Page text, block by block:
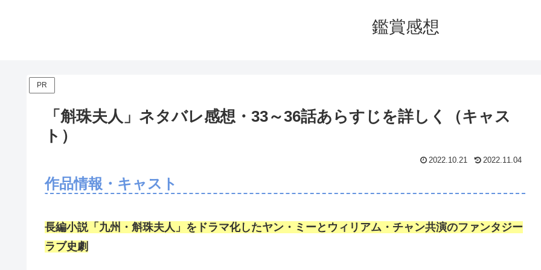
鑑賞感想
PR
「斛珠夫人」ネタバレ感想・33～36話あらすじを詳しく（キャス
ト）
2022.10.21 2022.11.04
作品情報・キャスト
長編小説「九州・斛珠夫人」をドラマ化したヤン・ミーとウィリアム・チャン共演のファンタジー
ラブ史劇